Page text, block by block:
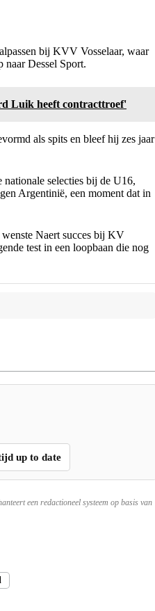
bij KVV Vosselaar, waar
naar Dessel Sport.
Luik heeft contracttroef'
als spits en bleef hij zes jaar
selecties bij de U16,
Argentinië, een moment dat in
Naert succes bij KV
test in een loopbaan die nog
up to date
een redactioneel systeem op basis van